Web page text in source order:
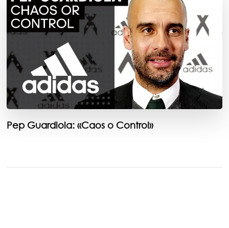
Pep Guardiola: «Caos o Control»